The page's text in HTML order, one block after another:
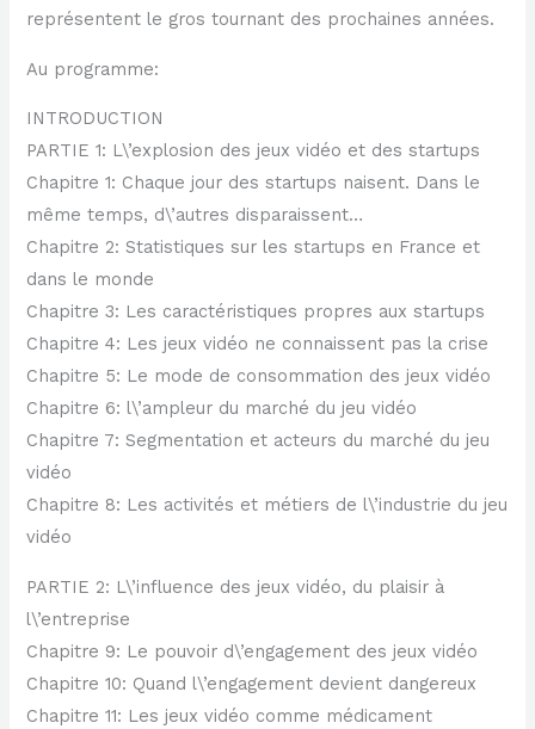
représentent le gros tournant des prochaines années.
Au programme:
INTRODUCTION
PARTIE 1: L\’explosion des jeux vidéo et des startups
Chapitre 1: Chaque jour des startups naisent. Dans le
même temps, d\’autres disparaissent…
Chapitre 2: Statistiques sur les startups en France et
dans le monde
Chapitre 3: Les caractéristiques propres aux startups
Chapitre 4: Les jeux vidéo ne connaissent pas la crise
Chapitre 5: Le mode de consommation des jeux vidéo
Chapitre 6: l\’ampleur du marché du jeu vidéo
Chapitre 7: Segmentation et acteurs du marché du jeu
vidéo
Chapitre 8: Les activités et métiers de l\’industrie du jeu
vidéo
PARTIE 2: L\’influence des jeux vidéo, du plaisir à
l\’entreprise
Chapitre 9: Le pouvoir d\’engagement des jeux vidéo
Chapitre 10: Quand l\’engagement devient dangereux
Chapitre 11: Les jeux vidéo comme médicament